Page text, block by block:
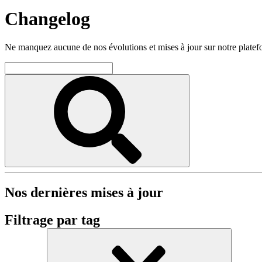
Changelog
Ne manquez aucune de nos évolutions et mises à jour sur notre
Nos dernières mises à jour
Filtrage par tag